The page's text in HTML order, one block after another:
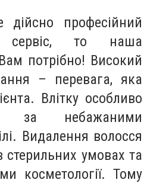
професійний
сервіс, то наша
потрібно! Високий
– перевага, яка
Влітку особливо
за небажаними
Видалення волосся
умовах та
косметології. Тому